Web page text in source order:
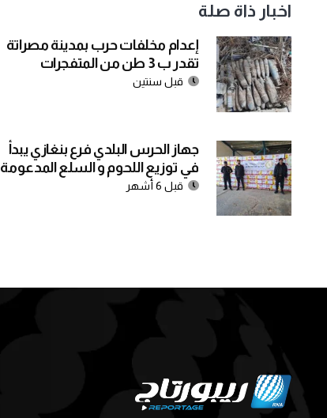
اخبار ذاة صلة
إعدام مخلفات حرب بمدينة مصراتة
تقدر ب 3 طن من المتفجرات
قبل سنتين
جهاز الحرس البلدي فرع بنغازي يبدأ
في توزيع اللحوم و السلع المدعومة
قبل 6 أشهر